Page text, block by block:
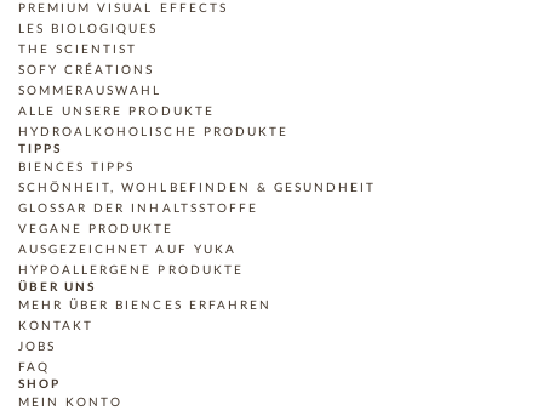
PREMIUM VISUAL EFFECTS
LES BIOLOGIQUES
THE SCIENTIST
SOFY CRÉATIONS
SOMMERAUSWAHL
ALLE UNSERE PRODUKTE
HYDROALKOHOLISCHE PRODUKTE
TIPPS
BIENCES TIPPS
SCHÖNHEIT, WOHLBEFINDEN & GESUNDHEIT
GLOSSAR DER INHALTSSTOFFE
VEGANE PRODUKTE
AUSGEZEICHNET AUF YUKA
HYPOALLERGENE PRODUKTE
ÜBER UNS
MEHR ÜBER BIENCES ERFAHREN
KONTAKT
JOBS
FAQ
SHOP
MEIN KONTO